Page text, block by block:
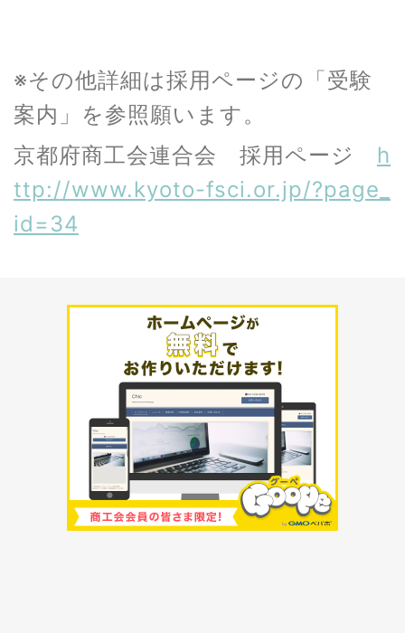
※その他詳細は採用ページの「受験
案内」を参照願います。
京都府商工会連合会 採用ページ h
ttp://www.kyoto-fsci.or.jp/?page_
id=34